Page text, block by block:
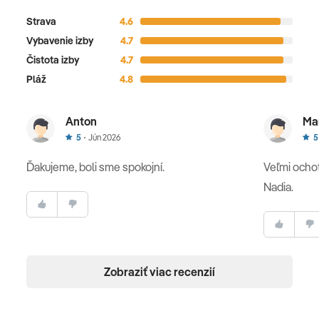
Strava
4.6
Vybavenie izby
4.7
Čistota izby
4.7
Pláž
4.8
Anton
5 Jún 2026
Ďakujeme, boli sme spokojní.
5
Veľmi
Nadia.
Zobraziť viac recenzií